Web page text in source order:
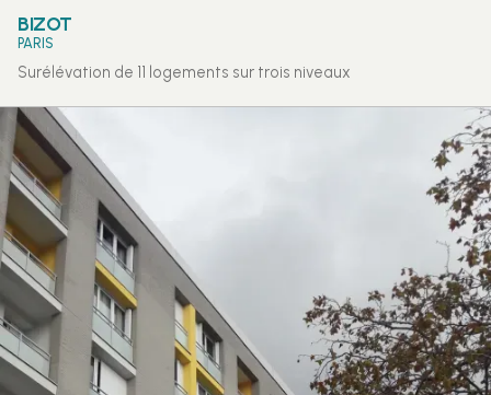
BIZOT
PARIS
Surélévation de 11 logements sur trois niveaux